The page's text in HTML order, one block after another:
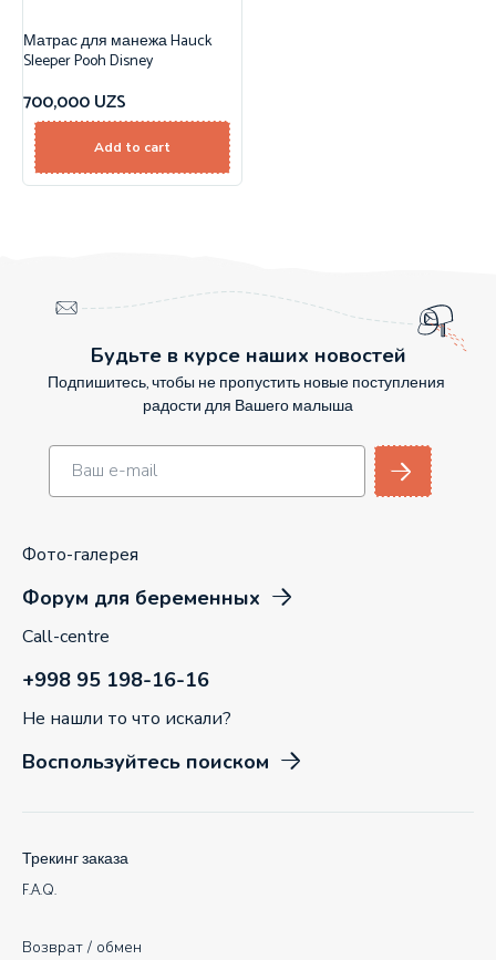
Матрас для манежа Hauck
Sleeper Pooh Disney
700,000UZS
Add to cart
Будьте в курсе наших новостей
Подпишитесь, чтобы не пропустить новые поступления
радости для Вашего малыша
Фото-галерея
Форум для беременных
Call-centre
+998 95 198-16-16
Не нашли то что искали?
Воспользуйтесь поиском
Возврат / обмен
Трекинг заказа
F.A.Q.